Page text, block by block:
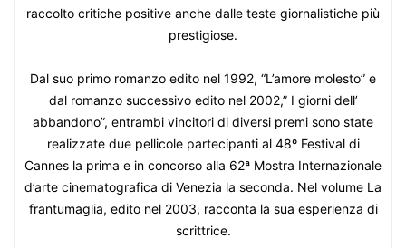
raccolto critiche positive anche dalle teste giornalistiche più
prestigiose.
Dal suo primo romanzo edito nel 1992, “L’amore molesto” e
dal romanzo successivo edito nel 2002,” I giorni dell’
abbandono”, entrambi vincitori di diversi premi sono state
realizzate due pellicole partecipanti al 48º Festival di
Cannes la prima e in concorso alla 62ª Mostra Internazionale
d’arte cinematografica di Venezia la seconda. Nel volume La
frantumaglia, edito nel 2003, racconta la sua esperienza di
scrittrice.